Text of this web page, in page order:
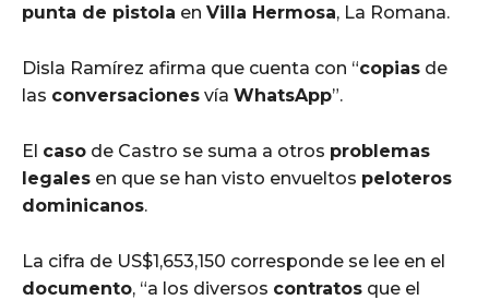
punta de pistola en Villa Hermosa, La Romana.
Disla Ramírez afirma que cuenta con “copias de
las conversaciones vía WhatsApp”.
El caso de Castro se suma a otros problemas
legales en que se han visto envueltos peloteros
dominicanos.
La cifra de US$1,653,150 corresponde se lee en el
documento, “a los diversos contratos que el